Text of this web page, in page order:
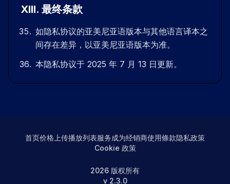
XIII. 最终条款
如隐私协议的亚美尼亚语版本与其他语言译本之
间存在差异，以亚美尼亚语版本为准。
本隐私协议于 2025 年 7 月 13 日更新。
首页价格 上传播放列表服务成为经销商使用條款隐私政策
Cookie 政策
2026 版权所有
v 2.3.0